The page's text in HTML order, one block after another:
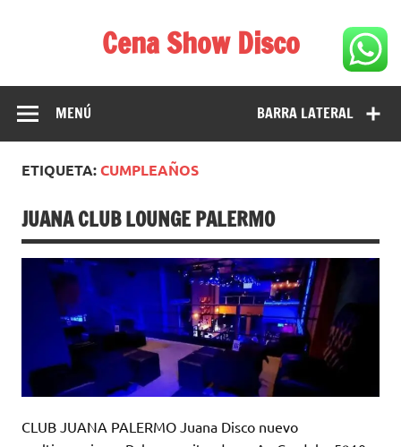
Cena Show Disco
Cena Show Disco – DISCO CENA SHOW GUIA DE
RESTAURANTES
BARRA LATERAL
MENÚ
ETIQUETA:CUMPLEAÑOS
JUANA CLUB LOUNGE PALERMO
CLUB JUANA PALERMO Juana Disco nuevo